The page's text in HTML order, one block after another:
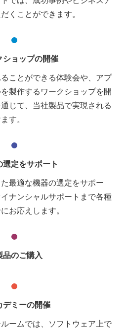
くことができます。
ショップの開催
ことができる体験会や、アプ
製作するワークショップを開
じて、当社製品で実現される
す。
選定をサポート
最適な機器の選定をサポー
ナンシャルサポートまで各種
お応えします。
品のご購入
デミーの開催
ームでは、ソフトウェア上で